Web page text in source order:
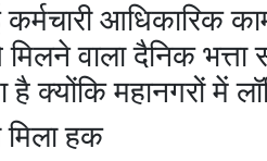
आधिकारिक
वाला दैनिक
है क्योंकि महानगरों में
मिला हक